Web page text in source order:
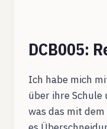
DCB005:
Ich habe mich
über ihre
was das mit